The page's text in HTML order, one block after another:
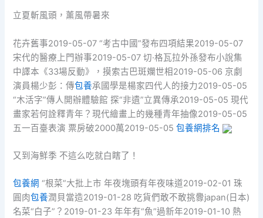
立夏斬風頭，薰風帶暑來
花卉舊事2019-05-07 “考古中國”發布四項結果2019-05-07
宋代的醫療上門辦事2019-05-07 切·格瓦拉外孫發布小說集
中譯本《33場反動》，摸索古巴斑斕世相2019-05-06 京劇
演員楊少彭：傳包養承國學是楊家四代人的接力2019-05-05
“木活字”傳人開辦體驗館 探“非遺”立異傳承2019-05-05 現代
畫家若何詮釋青年？現代繪畫上的幾種青年抽像2019-05-05
五一百臺表演 票房破2000萬2019-05-05包養網排名
又到海鮮季 不這么吃就白瞎了！
包養網 “根菜”大批上市 年夜塊頭有年夜味道2019-02-01 珠
圓肉包養潤貝當造2019-01-28 吃貨們敢不敢挑釁japan(日本)
名菜“白子”？2019-01-23 年年有“魚”過新年2019-01-10 熱